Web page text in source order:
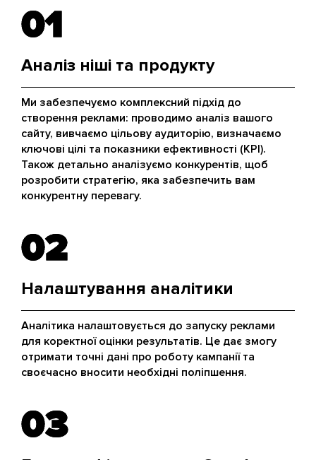
01
01
Аналіз ніші та продукту
Ми забезпечуємо комплексний підхід до
створення реклами: проводимо аналіз вашого
сайту, вивчаємо цільову аудиторію, визначаємо
ключові цілі та показники ефективності (KPI).
Також детально аналізуємо конкурентів, щоб
розробити стратегію, яка забезпечить вам
конкурентну перевагу.
02
02
Налаштування аналітики
Аналітика налаштовується до запуску реклами
для коректної оцінки результатів. Це дає змогу
отримати точні дані про роботу кампанії та
своєчасно вносити необхідні поліпшення.
03
03